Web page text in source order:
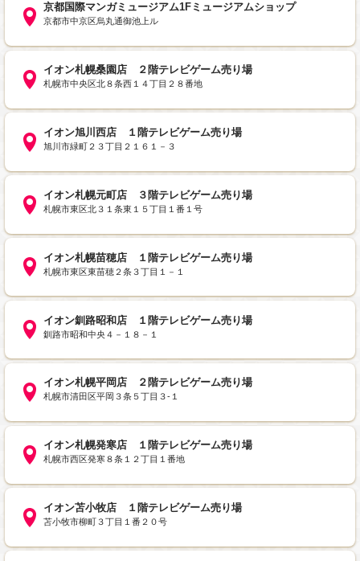
京都国際マンガミュージアム1Fミュージアムショップ
京都市中京区烏丸通御池上ル
イオン札幌桑園店 ２階テレビゲーム売り場
札幌市中央区北８条西１４丁目２８番地
イオン旭川西店 １階テレビゲーム売り場
旭川市緑町２３丁目２１６１－３
イオン札幌元町店 ３階テレビゲーム売り場
札幌市東区北３１条東１５丁目１番１号
イオン札幌苗穂店 １階テレビゲーム売り場
札幌市東区東苗穂２条３丁目１－１
イオン釧路昭和店 １階テレビゲーム売り場
釧路市昭和中央４－１８－１
イオン札幌平岡店 ２階テレビゲーム売り場
札幌市清田区平岡３条５丁目３-１
イオン札幌発寒店 １階テレビゲーム売り場
札幌市西区発寒８条１２丁目１番地
イオン苫小牧店 １階テレビゲーム売り場
苫小牧市柳町３丁目１番２０号